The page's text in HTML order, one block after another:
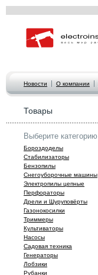
Новости О компании
Товары
Выберите категорию
Бороздоделы
Стабилизаторы
Бензопилы
Снегоуборочные машины
Электропилы цепные
Перфораторы
Дрели и Шуруповёрты
Газонокосилки
Триммеры
Культиваторы
Hасосы
Садовая техника
Генераторы
Лобзики
Рубанки